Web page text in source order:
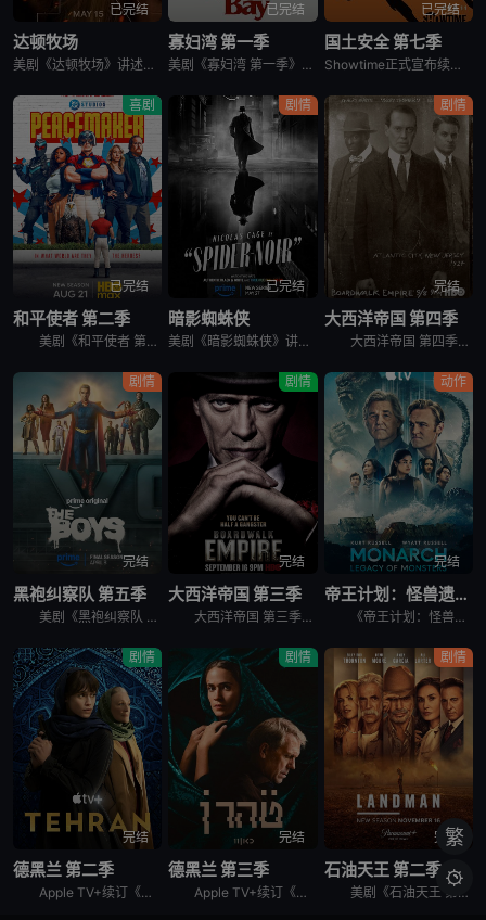
已完结
达顿牧场
美剧《达顿牧场》讲述了，抛开《黄石》时期经历的阴影，Beth和Rip努力共筑未来，但他们遭遇了残酷的新现实，以及一家不择手段、只为保住自己帝国的无情敌对牧场。在南得克萨斯州，血脉之深远胜于一切，宽恕转
已完结
寡妇湾 第一季
美剧《寡妇湾 第一季》讲述了，新英格兰外海40英里处的寡妇湾，终年被迷雾笼罩。这里流传着百年前的海难传说，所有出海的渔民葬身深海，只留下满岛寡妇与一道血色诅咒。新任市长汤姆·洛夫蒂斯决心振兴衰败的小镇
已完结
国土安全 第七季
Showtime正式宣布续订《国土安全》第7季。
喜剧
已完结
和平使者 第二季
美剧《和平使者 第二季》英文名为：Peacemaker Season 2。和平使者的正义联盟面试似乎不太顺利，同时他和朋友们面对着天眼局的威胁，必须比以往更加团结。
剧情
已完结
暗影蜘蛛侠
美剧《暗影蜘蛛侠》讲述了，私家侦探本·莱利接下了几个看似简单的案子…结果却被黑帮、怪物和一个神秘的蛇蝎美人卷入一张阴谋之网，使他不得不再度面对自己曾经的身份：纽约唯一的超级英雄&quot;蜘蛛&quo
剧情
完结
大西洋帝国 第四季
大西洋帝国 第四季英文名为Boardwalk Empire Season 4，在第三季播出三集后，《大西洋帝国 Boardwalk Empire》得到了HBO台新季即第四季的预订。 &nbsp;
剧情
完结
黑袍纠察队 第五季
美剧《黑袍纠察队 第五季》讲述了，这是祖国人的世界，完全受制于他反复无常、自大狂妄的意志。休伊、母乳和法兰奇被囚禁在一个“自由营”里。星光努力组织抵抗，对抗压倒性的超级英雄力量。喜美子下落不明。但
剧情
完结
大西洋帝国 第三季
大西洋帝国 第三季英文名为Boardwalk Empire Season 3，屡获殊荣的《大西洋帝国》（Boardwalk Empire）第三季将于北京时间9月17日播出，本季为12集。 &nbs
动作
完结
帝王计划：怪兽遗产 第二季
《帝王计划：怪兽遗产 第二季》讲述了，泰坦X并非普通的怪兽，它本身就是一场活生生的灾难。当它巨大的、散发着生物光辉的身躯冲破海面时，整个世界仿佛都屏住了呼吸。在第二季中，泰坦X成为了谜团的核心——
剧情
完结
德黑兰 第二季
Apple TV+续订《德黑兰》第二季。
剧情
完结
德黑兰 第三季
Apple TV+续订《德黑兰》第三季，休·劳瑞加盟。
剧情
完结
石油天王 第二季
美剧《石油天王 第二季》，Paramount+续订第二季。
繁
